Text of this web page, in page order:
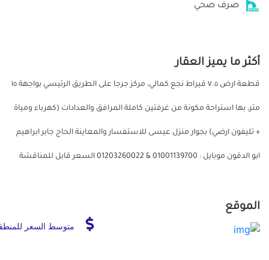
صرف صحي
أكثر ما يميز العقار
قطعة ارض ٧.٥ قيراط نجع كمالي، مركز جرجا على الطريق الرئيسي بواجهة ١٥
متر، بها استراحة مكونة من غرفتين كاملة المرافق والعدادات (كهرباء ومياة
+ تليفون ارضي) بجوار منزل عيسى للاستفسار والمعاينة الحاج جابر ابراهيم
ابو الدقون موبايل : 01001139700 & 01203260022 السعر قابل للمناقشة
الموقع
متوسط السعر